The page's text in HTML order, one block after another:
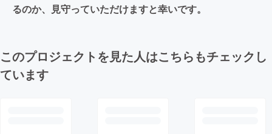
るのか、見守っていただけますと幸いです。
このプロジェクトを見た人はこちらもチェックし
ています